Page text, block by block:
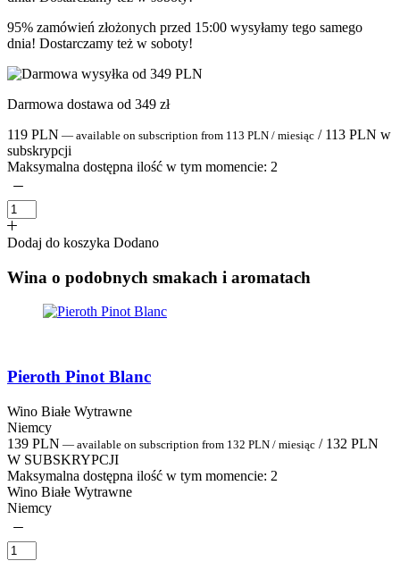
95% zamówień złożonych przed 15:00 wysyłamy tego samego
dnia! Dostarczamy też w soboty!
Darmowa dostawa od 349 zł
119 PLN — available on subscription from 113 PLN / miesiąc / 113 PLN w
subskrypcji
Maksymalna dostępna ilość w tym momencie: 2
Dodaj do koszyka Dodano
Wina o podobnych smakach i aromatach
Pieroth Pinot Blanc
Wino Białe Wytrawne
Niemcy
139 PLN — available on subscription from 132 PLN / miesiąc / 132 PLN
W SUBSKRYPCJI
Maksymalna dostępna ilość w tym momencie: 2
Wino Białe Wytrawne
Niemcy